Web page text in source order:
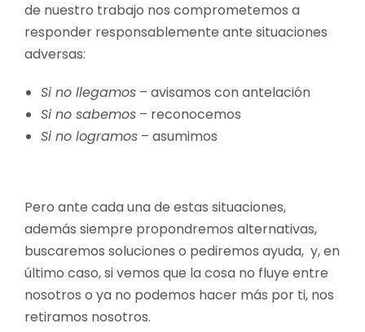
de nuestro trabajo nos comprometemos a
responder responsablemente ante situaciones
adversas:
Si no llegamos – avisamos con antelación
Si no sabemos – reconocemos
Si no logramos – asumimos
Pero ante cada una de estas situaciones,
además siempre propondremos alternativas,
buscaremos soluciones o pediremos ayuda, y, en
último caso, si vemos que la cosa no fluye entre
nosotros o ya no podemos hacer más por ti, nos
retiramos nosotros.